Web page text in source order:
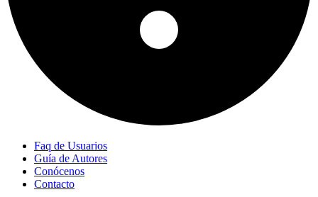
Faq de Usuarios
Guía de Autores
Conócenos
Contacto